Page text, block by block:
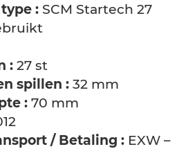
: SCM Startech 27
: 27 st
spillen : 32 mm
: 70 mm
/ Betaling : EXW –